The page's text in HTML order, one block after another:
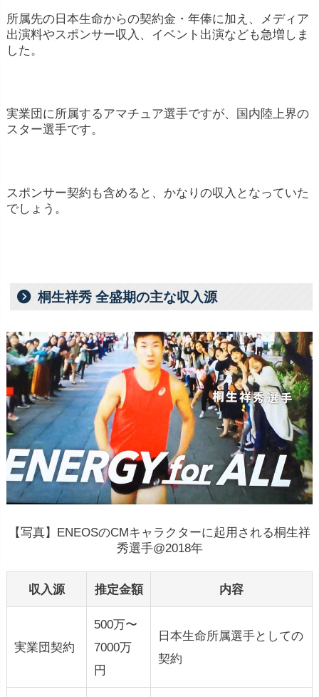
所属先の日本生命からの契約金・年俸に加え、メディア
出演料やスポンサー収入、イベント出演なども急増しま
した。
実業団に所属するアマチュア選手ですが、国内陸上界の
スター選手です。
スポンサー契約も含めると、かなりの収入となっていた
でしょう。
桐生祥秀 全盛期の主な収入源
【写真】ENEOSのCMキャラクターに起用される桐生祥
秀選手@2018年
収入源 推定金額 内容
実業団契約
500万〜
7000万
円
日本生命所属選手としての
契約